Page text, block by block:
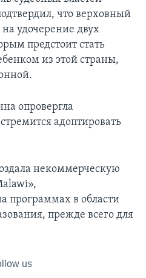
что верховный
на удочерение двух
предстоит стать
из этой страны,
опровергла
адоптировать
некоммерческую
программах в области
прежде всего для
us